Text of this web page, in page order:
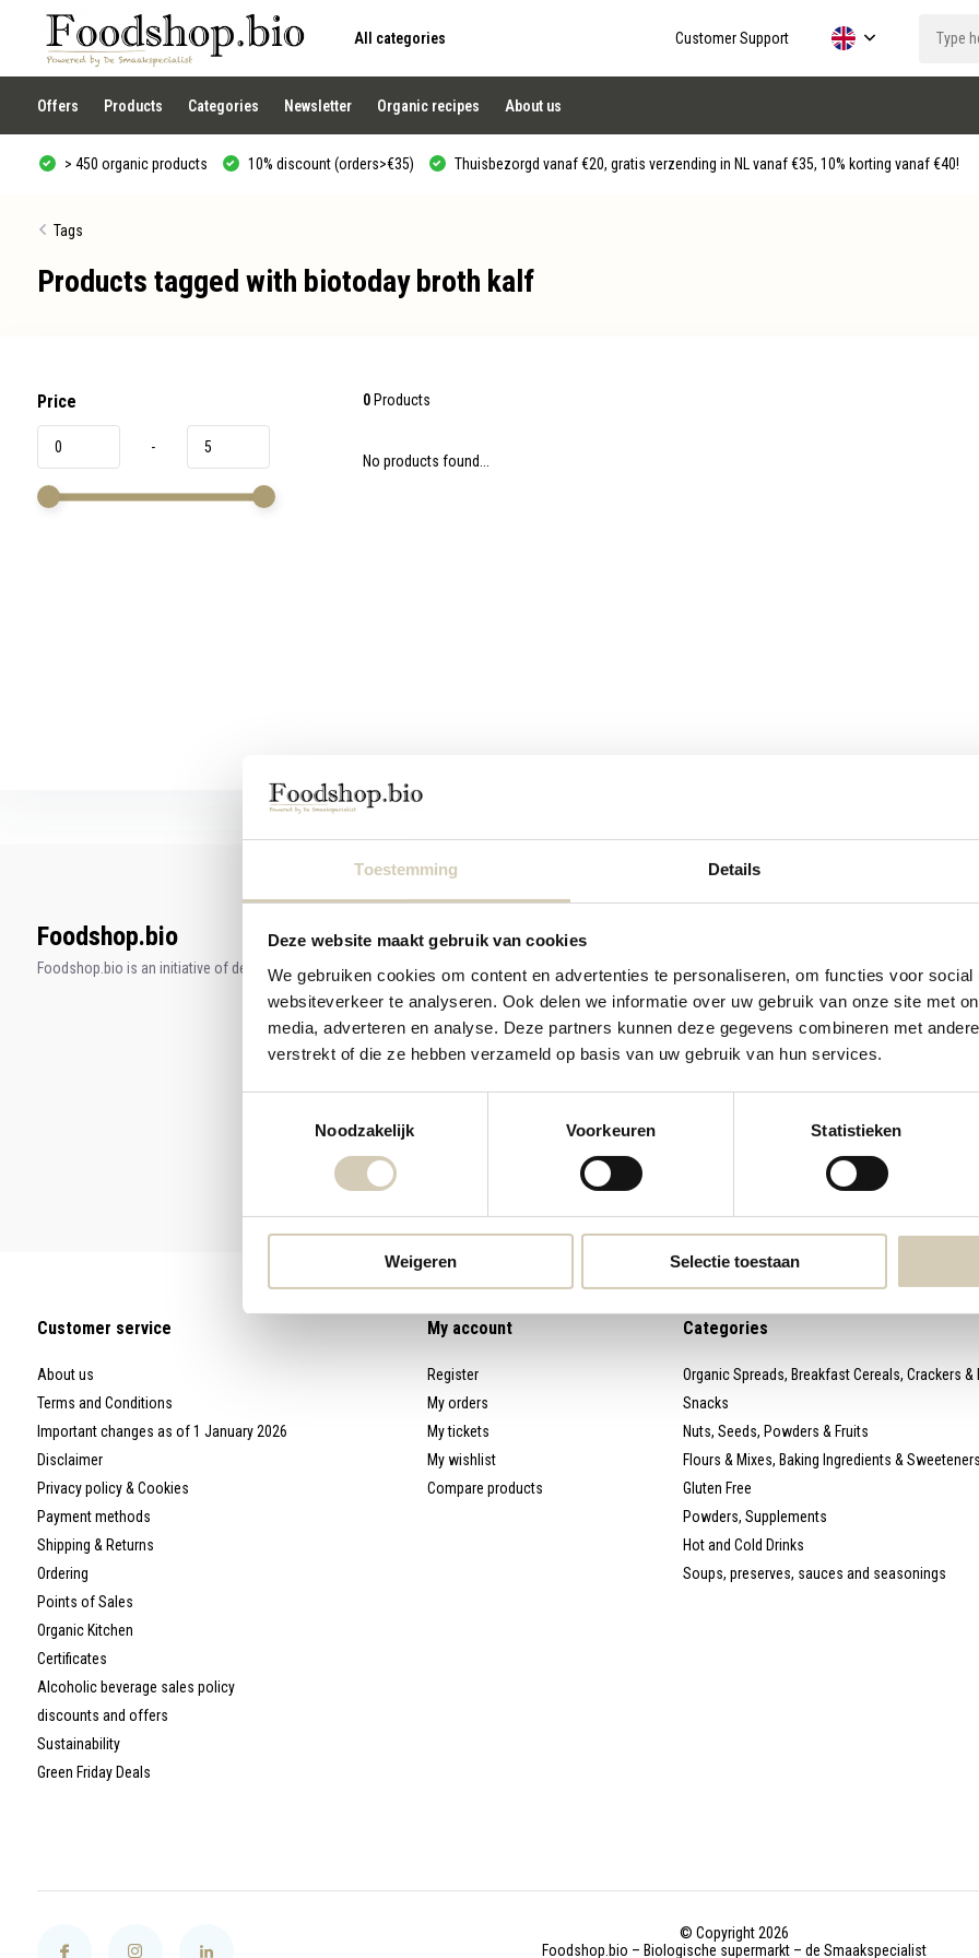
Toestemming Details
Deze website maakt gebruik van cookies
We gebruiken cookies om content en advertenties te personaliseren, om functies voor social
websiteverkeer te analyseren. Ook delen we informatie over uw gebruik van onze site met
media, adverteren en analyse. Deze partners kunnen deze gegevens combineren met
verstrekt of die ze hebben verzameld op basis van uw gebruik van hun services.
Noodzakelijk
Voorkeuren Statistieken
Weigeren Selectie toestaan
All categories Customer Support
Use
the
up
and
down
arrows
select
Press
enter
go
to
device
users
can
use
touch
and
swipe
Offers Products Categories Newsletter Organic recipes About us
> 450 organic products 10% discount (orders>€35) Thuisbezorgd vanaf €20, gratis verzending in NL vanaf €35, 10% korting vanaf €40!
Tags
Products tagged with biotoday broth kalf
Price
-
0Products
No products found...
Foodshop.bio
Foodshop.bio is an initiative of de Smaakspecialist
Contact details
Contact us
webshop@desmaakspecialist.nl
Meld
*
Customer service
About us
Terms and Conditions
Important changes as of 1 January 2026
Disclaimer
Privacy policy & Cookies
Payment methods
Shipping & Returns
Ordering
Points of Sales
Organic Kitchen
Certificates
Alcoholic beverage sales policy
discounts and offers
Sustainability
Green Friday Deals
My account
Register
My orders
My tickets
My wishlist
Compare products
Categories
Organic Spreads, Breakfast Cereals, Crackers &
Snacks
Nuts, Seeds, Powders & Fruits
Flours & Mixes, Baking Ingredients & Sweeteners
Gluten Free
Powders, Supplements
Hot and Cold Drinks
Soups, preserves, sauces and seasonings
© Copyright 2026
Foodshop.bio – Biologische supermarkt – de Smaakspecialist